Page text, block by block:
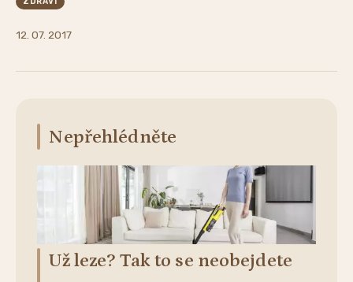
12. 07. 2017
Nepřehlédněte
Už leze? Tak to se neobejdete